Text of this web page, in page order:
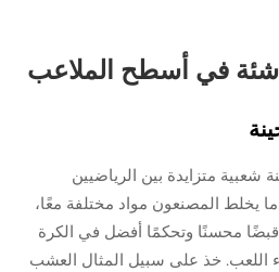
في أسطح الملاعب
متزايدة بين الرياضيين
يخلط المصنعون مواد مختلفة معًا،
محسنًا وتحكمًا أفضل في الكرة
اللعب. خذ على سبيل المثال العشب